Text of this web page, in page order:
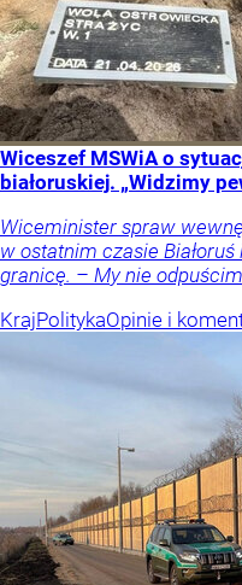
Wiceszef MSWiA o
białoruskiej. „Widzimy
Wiceminister spraw
w ostatnim czasie
granicę. – My nie
KrajPolitykaOpinie i